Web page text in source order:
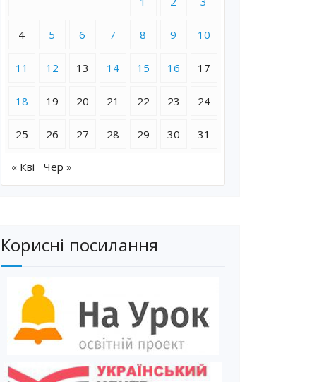
4 5 6 7 8 9 10
11 12 13 14 15 16 17
18 19 20 21 22 23 24
25 26 27 28 29 30 31
« Кві Чер »
Корисні посилання